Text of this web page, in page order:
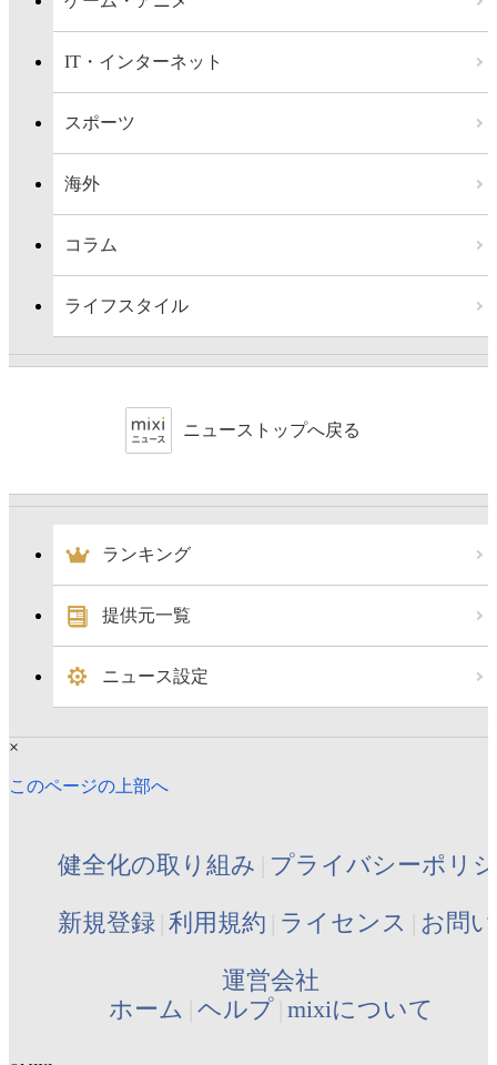
IT・インターネット
スポーツ
海外
コラム
ライフスタイル
ニューストップへ戻る
ランキング
提供元一覧
ニュース設定
×
このページの上部へ
健全化の取り組み プライバシーポリ
新規登録 利用規約 ライセンス お問
運営会社
ホーム ヘルプ mixiについて